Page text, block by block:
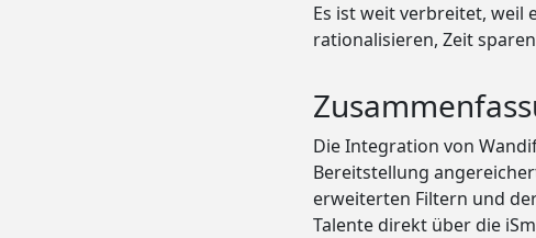
Es ist weit verbreitet, weil
rationalisieren, Zeit
Die Integration von
Bereitstellung
erweiterten Filtern und
Talente direkt über die